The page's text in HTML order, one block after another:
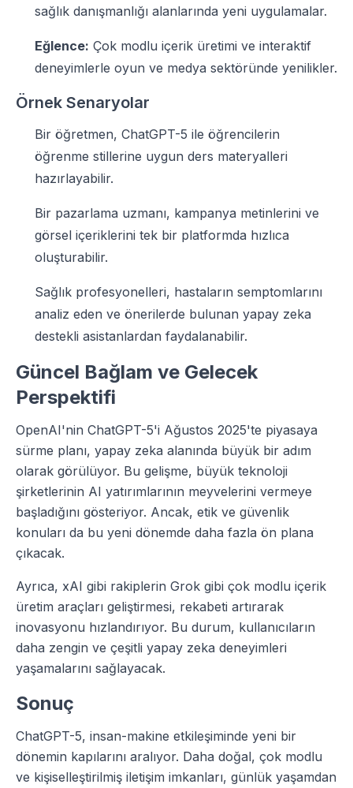
sağlık danışmanlığı alanlarında yeni uygulamalar.
Eğlence: Çok modlu içerik üretimi ve interaktif
deneyimlerle oyun ve medya sektöründe yenilikler.
Örnek Senaryolar
Bir öğretmen, ChatGPT-5 ile öğrencilerin
öğrenme stillerine uygun ders materyalleri
hazırlayabilir.
Bir pazarlama uzmanı, kampanya metinlerini ve
görsel içeriklerini tek bir platformda hızlıca
oluşturabilir.
Sağlık profesyonelleri, hastaların semptomlarını
analiz eden ve önerilerde bulunan yapay zeka
destekli asistanlardan faydalanabilir.
Güncel Bağlam ve Gelecek
Perspektifi
OpenAI'nin ChatGPT-5'i Ağustos 2025'te piyasaya
sürme planı, yapay zeka alanında büyük bir adım
olarak görülüyor. Bu gelişme, büyük teknoloji
şirketlerinin AI yatırımlarının meyvelerini vermeye
başladığını gösteriyor. Ancak, etik ve güvenlik
konuları da bu yeni dönemde daha fazla ön plana
çıkacak.
Ayrıca, xAI gibi rakiplerin Grok gibi çok modlu içerik
üretim araçları geliştirmesi, rekabeti artırarak
inovasyonu hızlandırıyor. Bu durum, kullanıcıların
daha zengin ve çeşitli yapay zeka deneyimleri
yaşamalarını sağlayacak.
Sonuç
ChatGPT-5, insan-makine etkileşiminde yeni bir
dönemin kapılarını aralıyor. Daha doğal, çok modlu
ve kişiselleştirilmiş iletişim imkanları, günlük yaşamdan